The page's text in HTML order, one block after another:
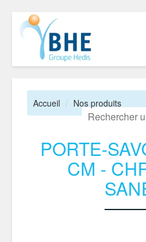
Accueil Nos produits
PORTE-
CM -